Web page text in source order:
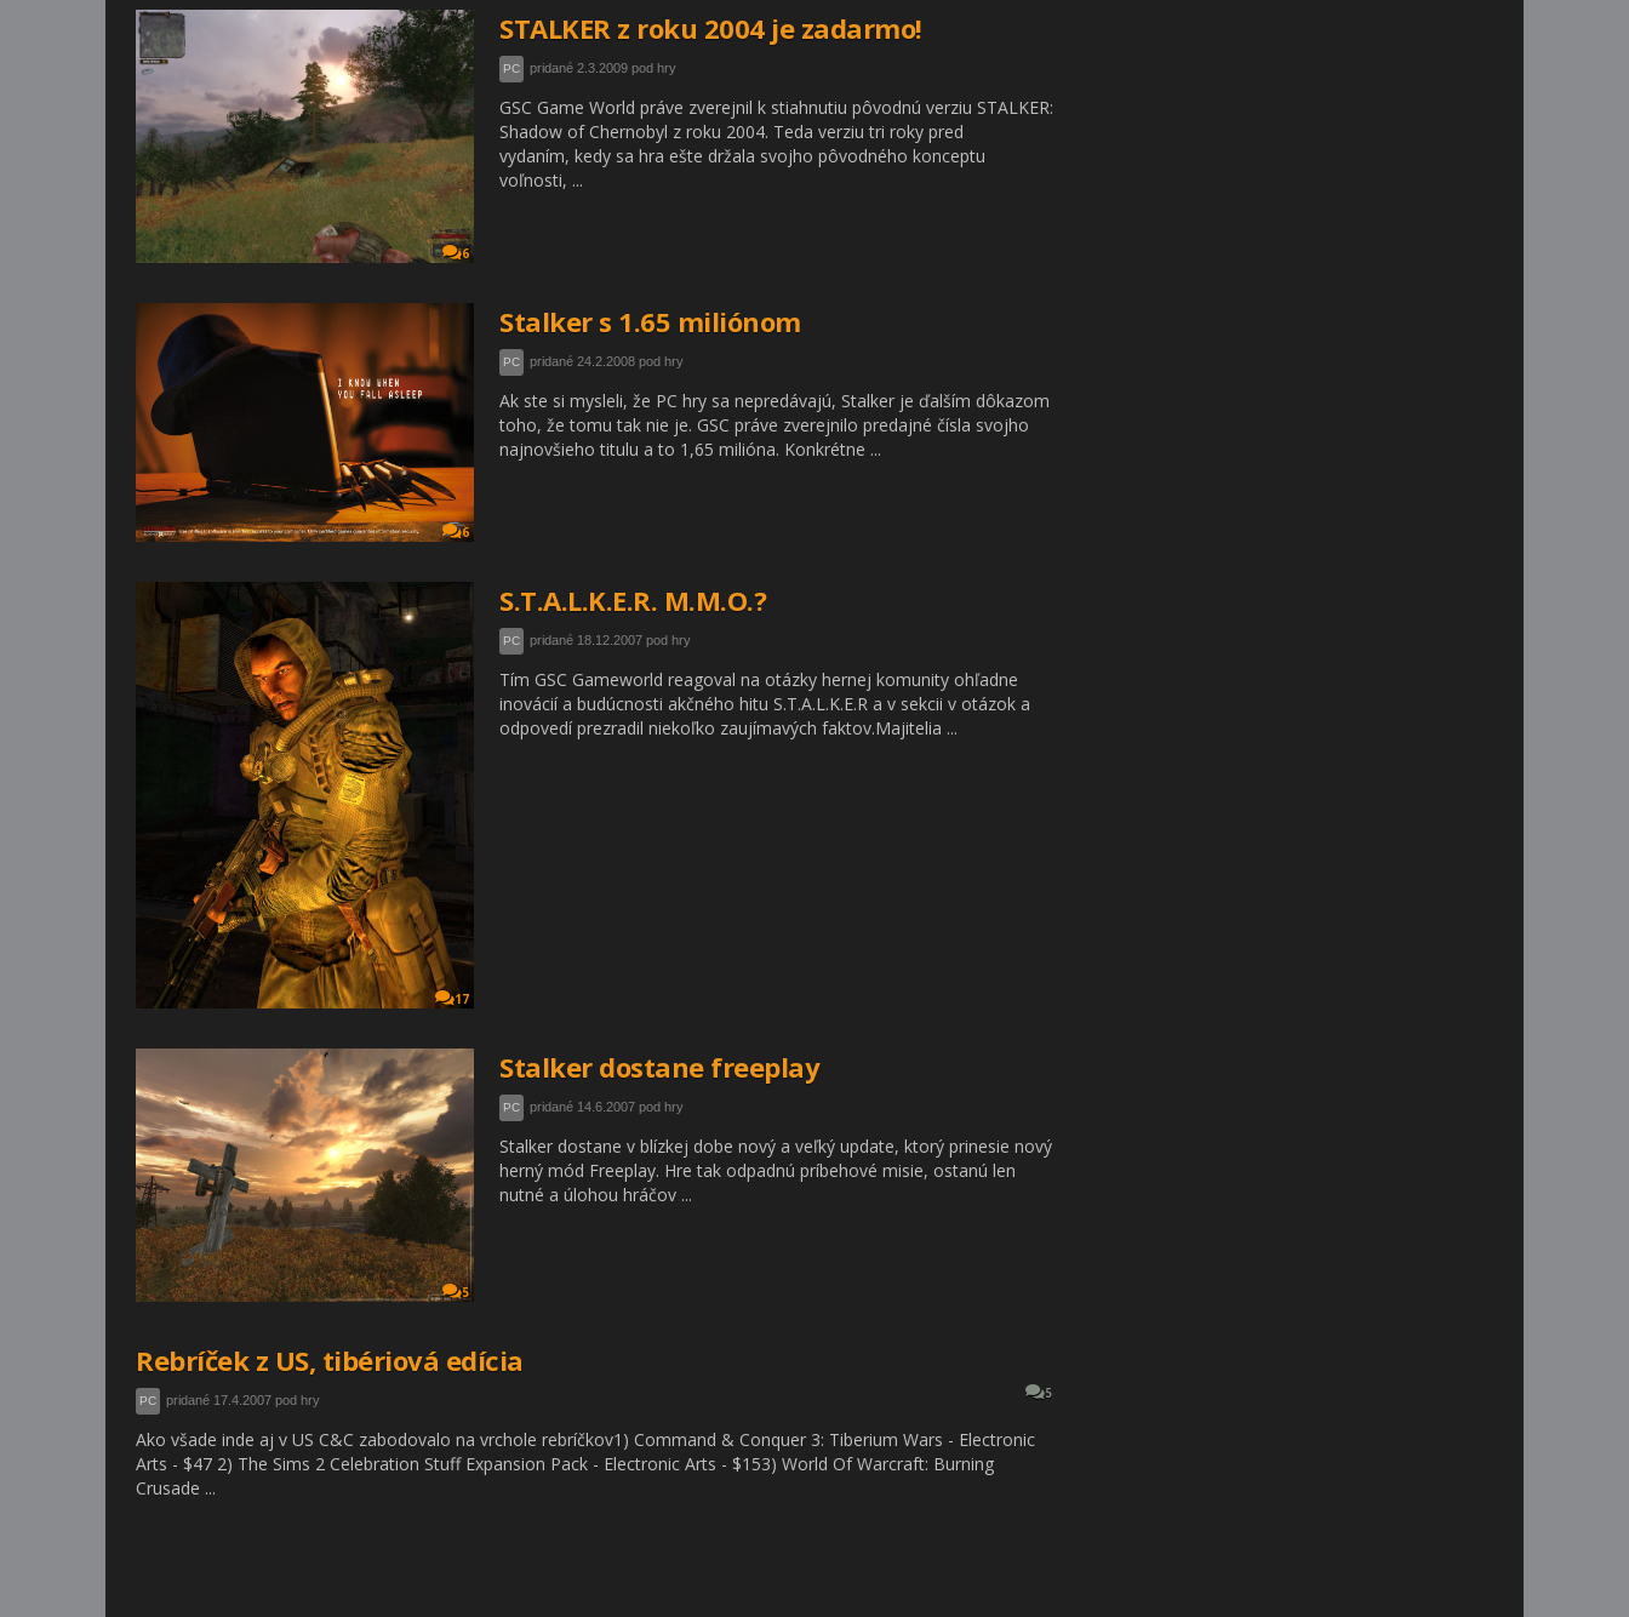
6
STALKER z roku 2004 je zadarmo!
PC pridané 2.3.2009 pod hry
GSC Game World práve zverejnil k stiahnutiu pôvodnú verziu STALKER:
Shadow of Chernobyl z roku 2004. Teda verziu tri roky pred
vydaním, kedy sa hra ešte držala svojho pôvodného konceptu
voľnosti, ...
6
Stalker s 1.65 miliónom
PC pridané 24.2.2008 pod hry
Ak ste si mysleli, že PC hry sa nepredávajú, Stalker je ďalším dôkazom
toho, že tomu tak nie je. GSC práve zverejnilo predajné čísla svojho
najnovšieho titulu a to 1,65 milióna. Konkrétne ...
17
S.T.A.L.K.E.R. M.M.O.?
PC pridané 18.12.2007 pod hry
Tím GSC Gameworld reagoval na otázky hernej komunity ohľadne
inovácií a budúcnosti akčného hitu S.T.A.L.K.E.R a v sekcii v otázok a
odpovedí prezradil niekoľko zaujímavých faktov.Majitelia ...
5
Stalker dostane freeplay
PC pridané 14.6.2007 pod hry
Stalker dostane v blízkej dobe nový a veľký update, ktorý prinesie nový
herný mód Freeplay. Hre tak odpadnú príbehové misie, ostanú len
nutné a úlohou hráčov ...
Rebríček z US, tibériová edícia
5
PC pridané 17.4.2007 pod hry
Ako všade inde aj v US C&C zabodovalo na vrchole rebríčkov1) Command & Conquer 3: Tiberium Wars - Electronic
Arts - $47 2) The Sims 2 Celebration Stuff Expansion Pack - Electronic Arts - $153) World Of Warcraft: Burning
Crusade ...